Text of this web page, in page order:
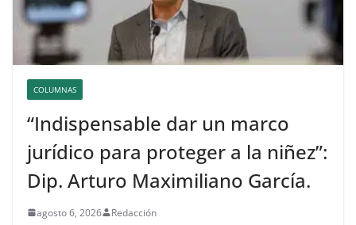
COLUMNAS
“Indispensable dar un marco
jurídico para proteger a la niñez”:
Dip. Arturo Maximiliano García.
agosto 6, 2026 Redacción